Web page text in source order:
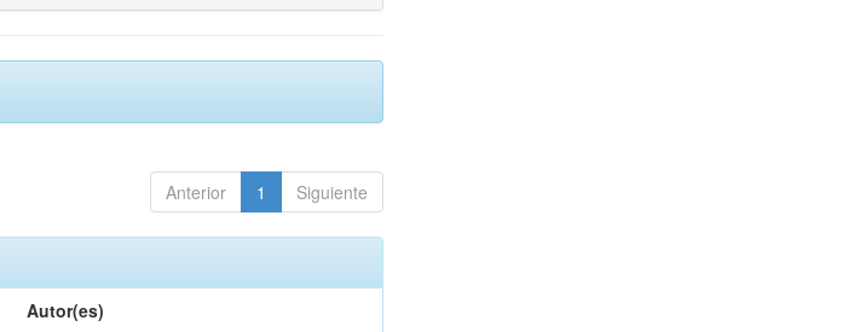
Anterior 1 Siguiente
Autor(es)